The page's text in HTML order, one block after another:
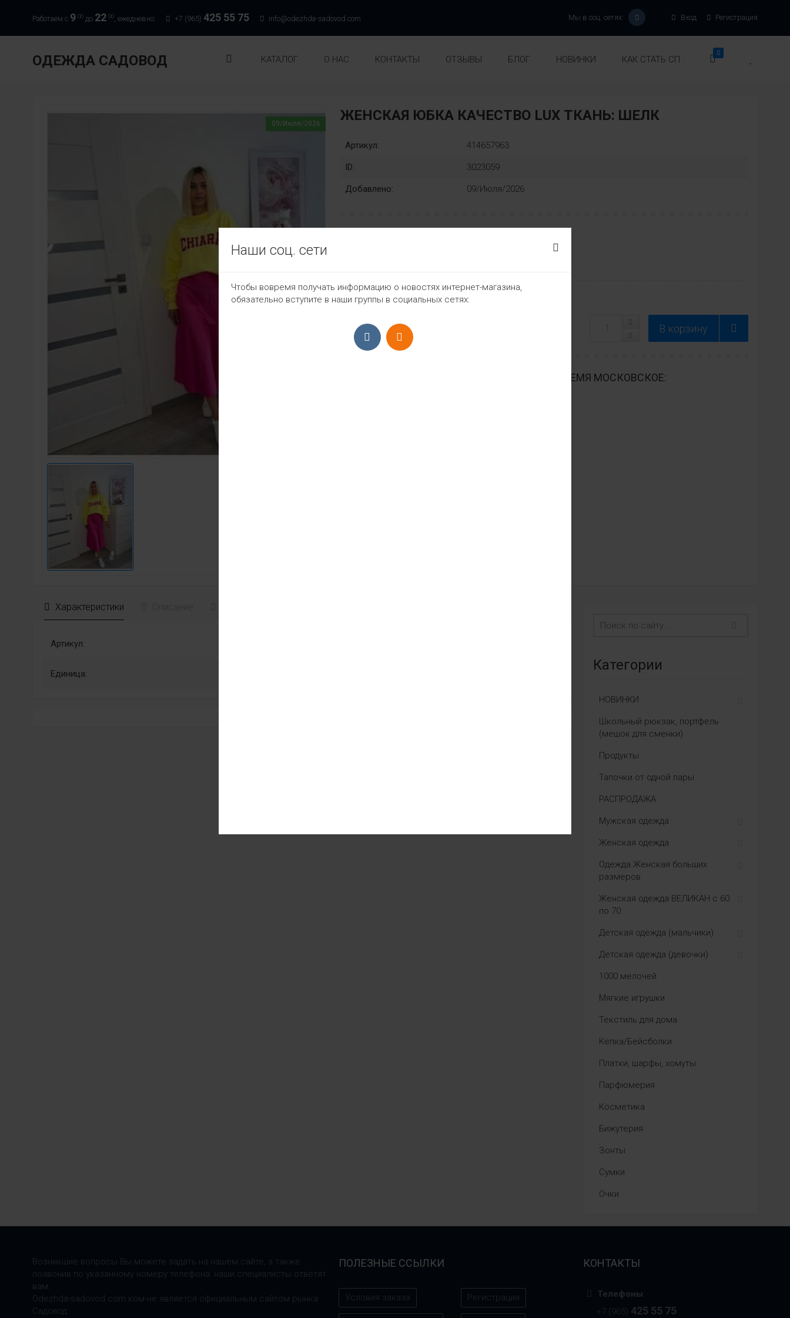
Работаем с 9 00 до 22 00, ежедневно: +7 (965) 425 55 75 info@odezhda-sadovod.com Вход Регистрация
Мы в соц. сетях:
ОДЕЖДА САДОВОД КАТАЛОГ О НАС КОНТАКТЫ ОТЗЫВЫ БЛОГ НОВИНКИ КАК СТАТЬ СП
0
09/Июля/2026 ЖЕНСКАЯ ЮБКА КАЧЕСТВО LUX ТКАНЬ: ШЕЛК
Артикул: 414657963
ID: 3023059
Добавлено: 09/Июля/2026
1197₽
ПРИЁМ ЗАКАЗОВ С 9:00-22:00, ЕЖЕДНЕВНО ВРЕМЯ МОСКОВСКОЕ:
Характеристики
Артикул:
Единица:
Категории
НОВИНКИ
Школьный рюкзак, портфель
(мешок для сменки)
Продукты
Тапочки от одной пары
РАСПРОДАЖА
Мужская одежда
Женская одежда
Одежда Женская больших
размеров
Женская одежда ВЕЛИКАН с 60
по 70
Детская одежда (мальчики)
Детская одежда (девочки)
1000 мелочей
Мягкие игрушки
Текстиль для дома
Кепка/Бейсболки
Платки, шарфы, хомуты
Парфюмерия
Косметика
Бижутерия
Зонты
Сумки
Очки
Возникшие вопросы Вы можете задать на нашем сайте, а также
позвонив по указанному номеру телефона: наши специалисты ответят
вам.
Odezhda-sadovod.com.ком-не является официальным сайтом рынка
Садовод.
ПОЛЕЗНЫЕ ССЫЛКИ
Условия заказа Регистрация
КОНТАКТЫ
Телефоны
+7 (965) 425 55 75
Наши соц. сети
Чтобы вовремя получать информацию о новостях интернет-магазина,
обязательно вступите в наши группы в социальных сетях: